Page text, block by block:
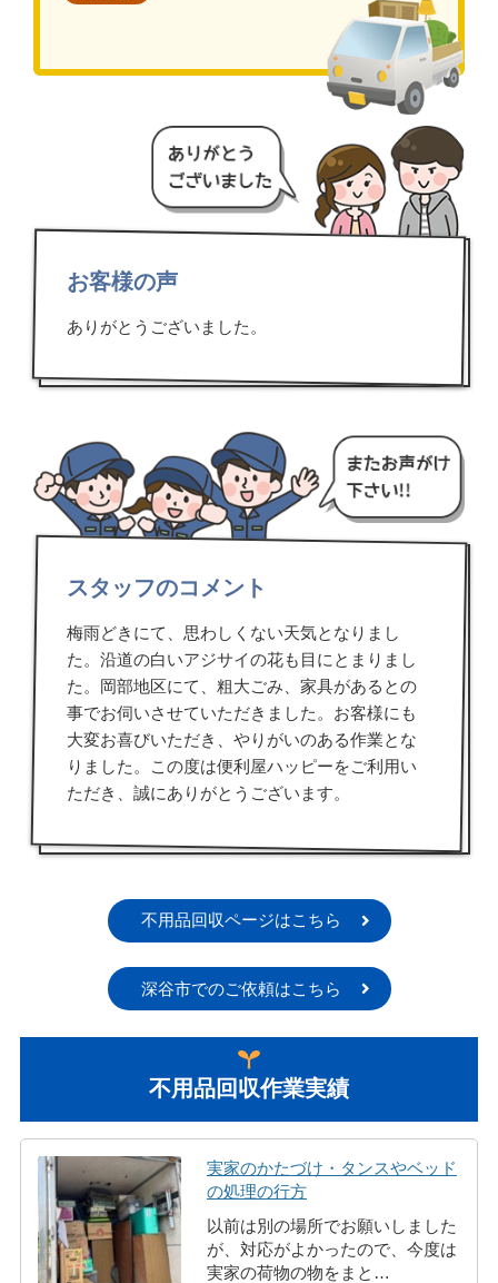
お客様の声
ありがとうございました。
スタッフのコメント
梅雨どきにて、思わしくない天気となりまし
た。沿道の白いアジサイの花も目にとまりまし
た。岡部地区にて、粗大ごみ、家具があるとの
事でお伺いさせていただきました。お客様にも
大変お喜びいただき、やりがいのある作業とな
りました。この度は便利屋ハッピーをご利用い
ただき、誠にありがとうございます。
不用品回収ページはこちら
深谷市でのご依頼はこちら
不用品回収作業実績
実家のかたづけ・タンスやベッド
の処理の行方
以前は別の場所でお願いしました
が、対応がよかったので、今度は
実家の荷物の物をまと…